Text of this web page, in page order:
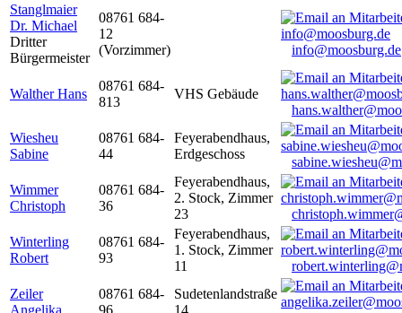
Stanglmaier
Dr. Michael
Dritter
Bürgermeister
08761 684-
12
(Vorzimmer)
info@moosburg.de
Walther Hans
08761 684-
813
VHS Gebäude
Wiesheu
Sabine
08761 684-
44
Feyerabendhaus,
Erdgeschoss
Wimmer
Christoph
08761 684-
36
Feyerabendhaus,
2. Stock, Zimmer
23
Winterling
Robert
08761 684-
93
Feyerabendhaus,
1. Stock, Zimmer
11
Zeiler
Angelika
08761 684-
96
Sudetenlandstraße
14